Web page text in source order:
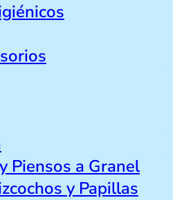
Piensos a Granel
y Papillas